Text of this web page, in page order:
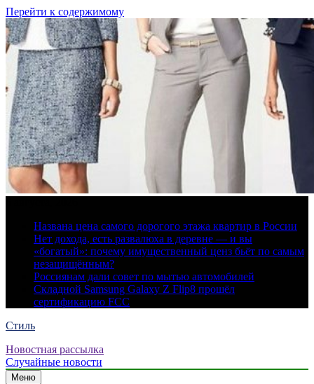
Перейти к содержимому
Названа цена самого дорогого этажа квартир в России
Нет дохода, есть развалюха в деревне — и вы
«богатый»: почему имущественный ценз бьёт по самым
незащищённым?
Россиянам дали совет по мытью автомобилей
Складной Samsung Galaxy Z Flip8 прошёл
сертификацию FCC
Стиль
Новостная рассылка
Случайные новости
Меню